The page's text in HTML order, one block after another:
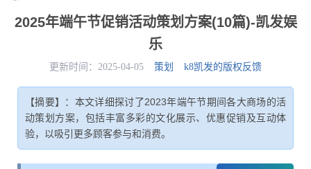
娱
2025年端午节促销活动策划方案(10篇)-凯发娱
乐
更新时间：2025-04-05 策划 k8凯发的版权反馈
【摘要】：本文详细探讨了2023年端午节期间各大商场的活
动策划方案，包括丰富多彩的文化展示、优惠促销及互动体
验，以吸引更多顾客参与和消费。